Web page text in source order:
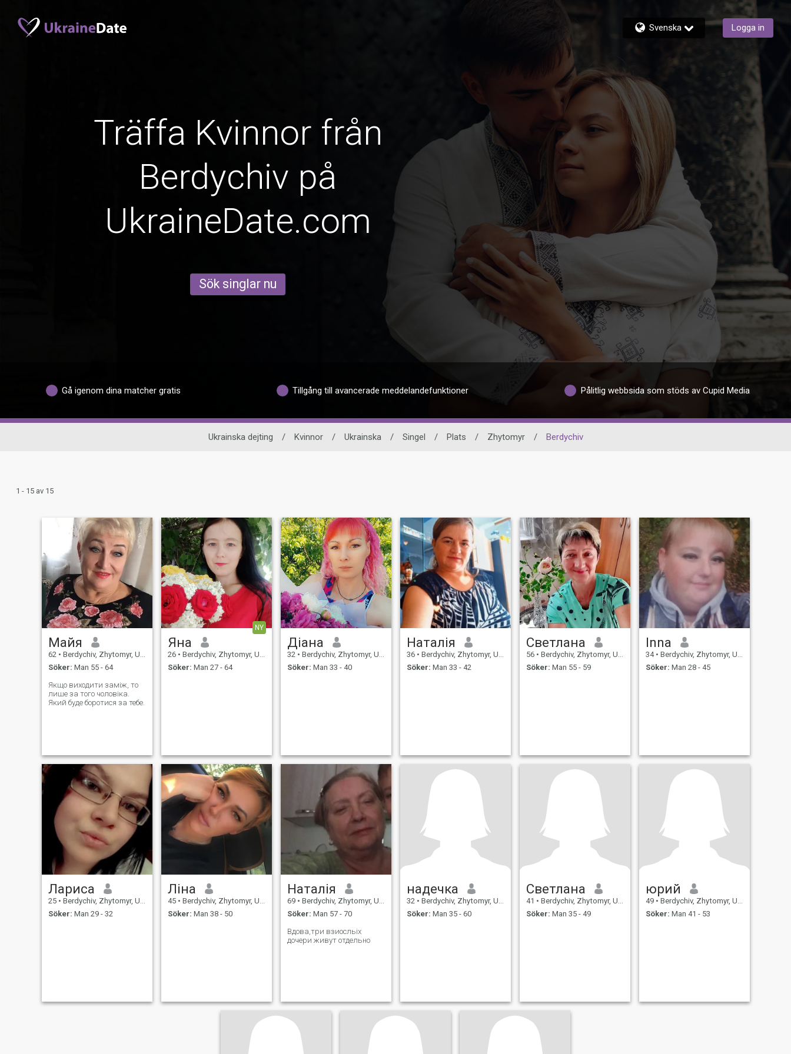
Svenska Logga in
Träffa Kvinnor från
Berdychiv på
UkraineDate.com
Sök singlar nu
Gå igenom dina matcher gratis Tillgång till avancerade meddelandefunktioner Pålitlig webbsida som stöds av Cupid Media
Ukrainska dejting / Kvinnor / Ukrainska / Singel / Plats / Zhytomyr / Berdychiv
1 - 15 av 15
Майя
62 • Berdychiv, Zhytomyr, Ukraina
Söker: Man 55 - 64
Якщо виходити заміж, то
лише за того чоловіка.
Який буде боротися за тебе.
NY
Яна
26 • Berdychiv, Zhytomyr, Ukraina
Söker: Man 27 - 64
Діана
32 • Berdychiv, Zhytomyr, Ukraina
Söker: Man 33 - 40
Наталія
36 • Berdychiv, Zhytomyr, Ukraina
Söker: Man 33 - 42
Светлана
56 • Berdychiv, Zhytomyr, Ukraina
Söker: Man 55 - 59
Inna
34 • Berdychiv, Zhytomyr, Ukraina
Söker: Man 28 - 45
Лариса
25 • Berdychiv, Zhytomyr, Ukraina
Söker: Man 29 - 32
Ліна
45 • Berdychiv, Zhytomyr, Ukraina
Söker: Man 38 - 50
Наталія
69 • Berdychiv, Zhytomyr, Ukraina
Söker: Man 57 - 70
Вдова,три взиосльіх
дочери живут отдельно
надечка
32 • Berdychiv, Zhytomyr, Ukraina
Söker: Man 35 - 60
Светлана
41 • Berdychiv, Zhytomyr, Ukraina
Söker: Man 35 - 49
юрий
49 • Berdychiv, Zhytomyr, Ukraina
Söker: Man 41 - 53